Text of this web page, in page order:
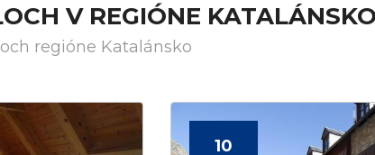
V REGIÓNE KATALÁNSKO
regióne Katalánsko
10